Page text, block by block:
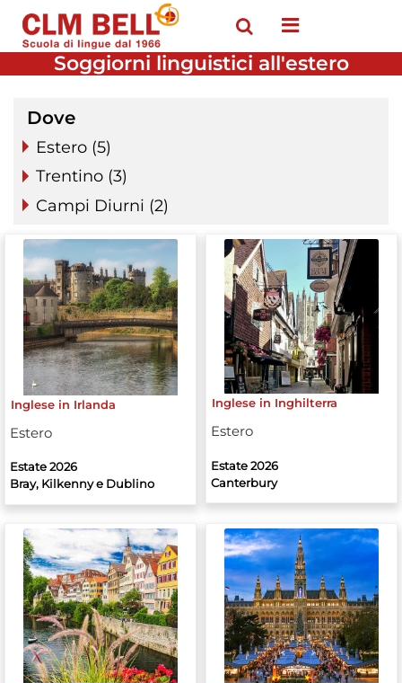
Open menu
Soggiorni linguistici all'estero
Dove
Estero (5)
Trentino (3)
Campi Diurni (2)
Inglese in Irlanda
Estero
Estate 2026
Bray, Kilkenny e Dublino
Inglese in Inghilterra
Estero
Estate 2026
Canterbury